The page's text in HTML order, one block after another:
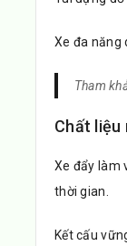
Xe đa năng
Tham
Chất
Xe đẩy làm
thời gian.
Kết cấu